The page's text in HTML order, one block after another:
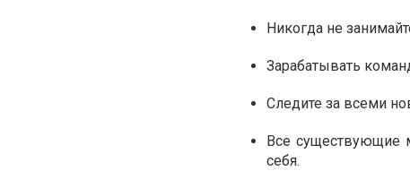
Никогда не
Зарабатывать
Следите за всеми
Все существующие
себя.